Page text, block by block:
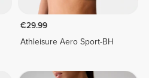
€29.99
Athleisure Aero Sport-BH